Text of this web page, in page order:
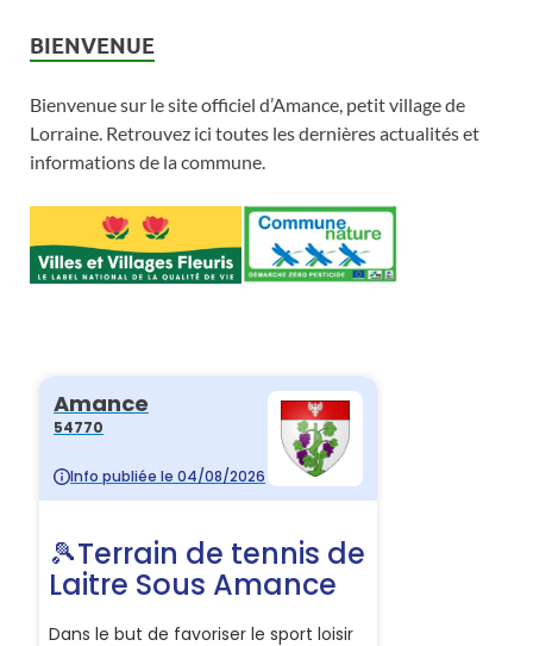
BIENVENUE
Bienvenue sur le site officiel d’Amance, petit village de
Lorraine. Retrouvez ici toutes les dernières actualités et
informations de la commune.